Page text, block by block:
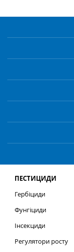
ПЕСТИЦИДИ
Гербіциди
Фунгіциди
Інсекциди
Регулятори росту